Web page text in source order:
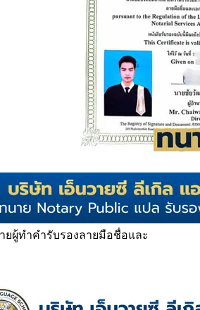
ยผู้ทำคำรับรองลายมือชื่อและ